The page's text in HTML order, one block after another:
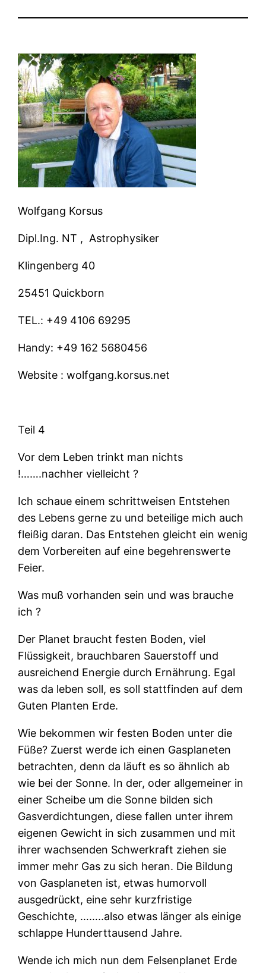
Wolfgang Korsus
Dipl.Ing. NT , Astrophysiker
Klingenberg 40
25451 Quickborn
TEL.: +49 4106 69295
Handy: +49 162 5680456
Website : wolfgang.korsus.net
Teil 4
Vor dem Leben trinkt man nichts
!…….nachher vielleicht ?
Ich schaue einem schrittweisen Entstehen
des Lebens gerne zu und beteilige mich auch
fleißig daran. Das Entstehen gleicht ein wenig
dem Vorbereiten auf eine begehrenswerte
Feier.
Was muß vorhanden sein und was brauche
ich ?
Der Planet braucht festen Boden, viel
Flüssigkeit, brauchbaren Sauerstoff und
ausreichend Energie durch Ernährung. Egal
was da leben soll, es soll stattfinden auf dem
Guten Planten Erde.
Wie bekommen wir festen Boden unter die
Füße? Zuerst werde ich einen Gasplaneten
betrachten, denn da läuft es so ähnlich ab
wie bei der Sonne. In der, oder allgemeiner in
einer Scheibe um die Sonne bilden sich
Gasverdichtungen, diese fallen unter ihrem
eigenen Gewicht in sich zusammen und mit
ihrer wachsenden Schwerkraft ziehen sie
immer mehr Gas zu sich heran. Die Bildung
von Gasplaneten ist, etwas humorvoll
ausgedrückt, eine sehr kurzfristige
Geschichte, ……..also etwas länger als einige
schlappe Hunderttausend Jahre.
Wende ich mich nun dem Felsenplanet Erde